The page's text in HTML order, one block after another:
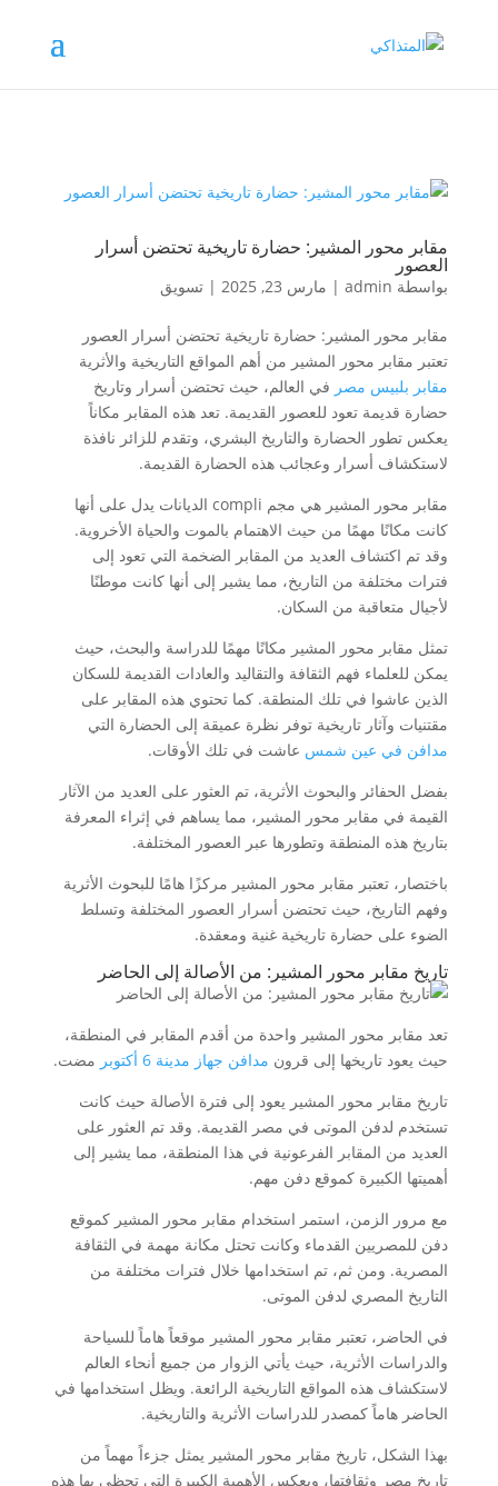
مقابر محور المشير: حضارة تاريخية تحتضن أسرار
العصور
بواسطة admin
| مارس 23, 2025 | تسويق
مقابر محور المشير: حضارة تاريخية تحتضن أسرار العصور
تعتبر مقابر محور المشير من أهم المواقع التاريخية والأثرية
مقابر بلبيس مصر في العالم، حيث تحتضن أسرار وتاريخ
حضارة قديمة تعود للعصور القديمة. تعد هذه المقابر مكاناً
يعكس تطور الحضارة والتاريخ البشري، وتقدم للزائر نافذة
لاستكشاف أسرار وعجائب هذه الحضارة القديمة.
مقابر محور المشير هي مجم compli الديانات يدل على أنها
كانت مكانًا مهمًا من حيث الاهتمام بالموت والحياة الأخروية.
وقد تم اكتشاف العديد من المقابر الضخمة التي تعود إلى
فترات مختلفة من التاريخ، مما يشير إلى أنها كانت موطنًا
لأجيال متعاقبة من السكان.
تمثل مقابر محور المشير مكانًا مهمًا للدراسة والبحث، حيث
يمكن للعلماء فهم الثقافة والتقاليد والعادات القديمة للسكان
الذين عاشوا في تلك المنطقة. كما تحتوي هذه المقابر على
مقتنيات وآثار تاريخية توفر نظرة عميقة إلى الحضارة التي
مدافن في عين شمس عاشت في تلك الأوقات.
بفضل الحفائر والبحوث الأثرية، تم العثور على العديد من الآثار
القيمة في مقابر محور المشير، مما يساهم في إثراء المعرفة
بتاريخ هذه المنطقة وتطورها عبر العصور المختلفة.
باختصار، تعتبر مقابر محور المشير مركزًا هامًا للبحوث الأثرية
وفهم التاريخ، حيث تحتضن أسرار العصور المختلفة وتسلط
الضوء على حضارة تاريخية غنية ومعقدة.
تاريخ مقابر محور المشير: من الأصالة إلى الحاضر
تعد مقابر محور المشير واحدة من أقدم المقابر في المنطقة،
حيث يعود تاريخها إلى قرون مدافن جهاز مدينة 6 أكتوبر
مضت.
تاريخ مقابر محور المشير يعود إلى فترة الأصالة حيث كانت
تستخدم لدفن الموتى في مصر القديمة. وقد تم العثور على
العديد من المقابر الفرعونية في هذا المنطقة، مما يشير إلى
أهميتها الكبيرة كموقع دفن مهم.
مع مرور الزمن، استمر استخدام مقابر محور المشير كموقع
دفن للمصريين القدماء وكانت تحتل مكانة مهمة في الثقافة
المصرية. ومن ثم، تم استخدامها خلال فترات مختلفة من
التاريخ المصري لدفن الموتى.
في الحاضر، تعتبر مقابر محور المشير موقعاً هاماً للسياحة
والدراسات الأثرية، حيث يأتي الزوار من جميع أنحاء العالم
لاستكشاف هذه المواقع التاريخية الرائعة. ويظل استخدامها في
الحاضر هاماً كمصدر للدراسات الأثرية والتاريخية.
بهذا الشكل، تاريخ مقابر محور المشير يمثل جزءاً مهماً من
تاريخ مصر وثقافتها، ويعكس الأهمية الكبيرة التي تحظى بها هذه